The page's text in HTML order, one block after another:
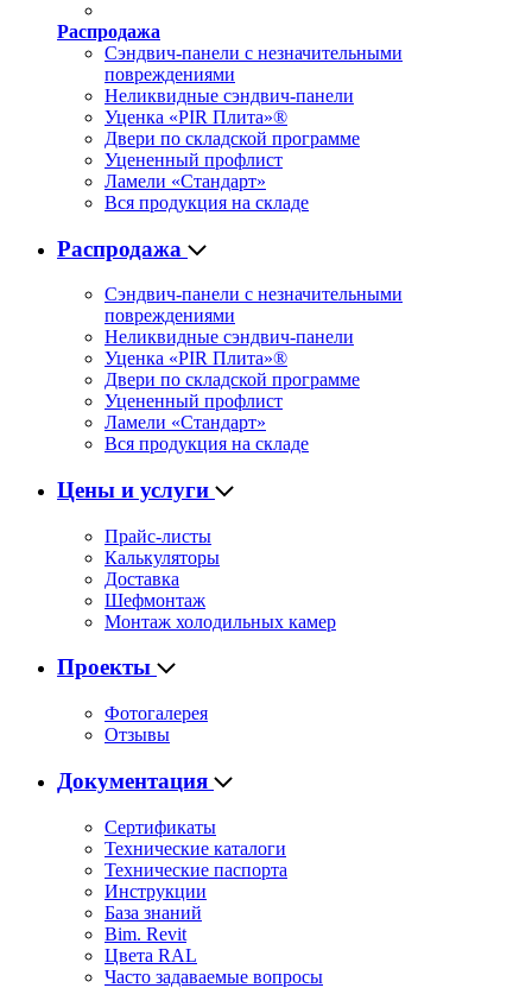
Распродажа
Сэндвич-панели с незначительными
повреждениями
Неликвидные сэндвич-панели
Уценка «PIR Плита»®
Двери по складской программе
Уцененный профлист
Ламели «Стандарт»
Вся продукция на складе
Распродажа
Сэндвич-панели с незначительными
повреждениями
Неликвидные сэндвич-панели
Уценка «PIR Плита»®
Двери по складской программе
Уцененный профлист
Ламели «Стандарт»
Вся продукция на складе
Цены и услуги
Прайс-листы
Калькуляторы
Доставка
Шефмонтаж
Монтаж холодильных камер
Проекты
Фотогалерея
Отзывы
Документация
Сертификаты
Технические каталоги
Технические паспорта
Инструкции
База знаний
Bim. Revit
Цвета RAL
Часто задаваемые вопросы